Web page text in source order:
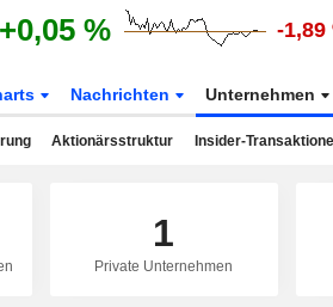
+0,05 % -1,89
Nachrichten Unternehmen
Aktionärsstruktur Insider-
1
Private Unternehmen